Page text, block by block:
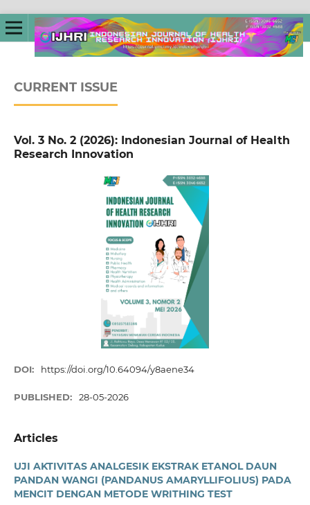
CURRENT ISSUE
Vol. 3 No. 2 (2026): Indonesian Journal of Health
Research Innovation
DOI: https://doi.org/10.64094/y8aene34
PUBLISHED: 28-05-2026
Articles
UJI AKTIVITAS ANALGESIK EKSTRAK ETANOL DAUN
PANDAN WANGI (PANDANUS AMARYLLIFOLIUS) PADA
MENCIT DENGAN METODE WRITHING TEST